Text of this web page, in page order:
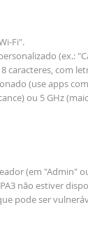
Fi".
(ex.:
caracteres, com
(use apps
ou 5 GHz
(em "Admin"
não estiver
pode ser